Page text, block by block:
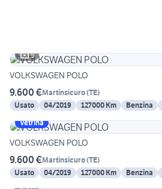
5
VOLKSWAGEN POLO
9.600 €Martinsicuro(TE)
Usato
04/2019 127000 Km Benzina
Vetrina
VOLKSWAGEN POLO
9.600 €Martinsicuro(TE)
Usato
04/2019 127000 Km Benzina